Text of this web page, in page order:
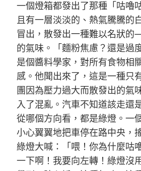
一個燈箱都發出了那種「咕嚕
且有一層淡淡的、熱氣騰騰的
冒出，散發出一種難以名狀的
的氣味。「麵粉焦慮？還是過
是個醬料學家，對所有食物相
感。他聞出來了，這是一種只
團因為壓力過大而散發出的氣
入了混亂。汽車不知道該走還
從哪個方向看，都是綠燈。一
小心翼翼地把車停在路中央，
綠燈大喊：「喂！你為什麼咕
一下啊！我要向左轉！綠燈沒